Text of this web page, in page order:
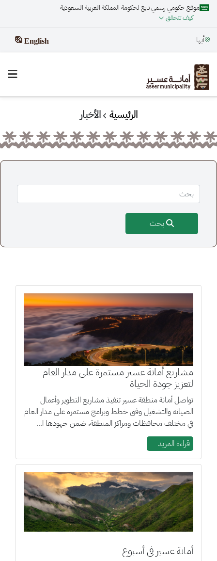
موقع حكومي رسمي تابع لحكومة المملكة العربية السعودية
كيف تتحقق
أبها English
الرئيسية الأخبار
بحث
مشاريع أمانة عسير مستمرة على مدار العام
لتعزيز جودة الحياة
تواصل أمانة منطقة عسير تنفيذ مشاريع التطوير وأعمال
الصيانة والتشغيل وفق خطط وبرامج مستمرة على مدار العام
في مختلف محافظات ومراكز المنطقة، ضمن جهودها ا...
قراءة المزيد
أمانة عسير في أسبوع